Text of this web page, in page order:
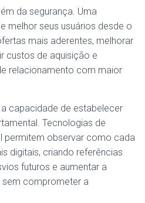
da segurança. Uma
melhor seus usuários desde o
mais aderentes, melhorar
custos de aquisição e
relacionamento com maior
capacidade de estabelecer
Tecnologias de
permitem observar como cada
digitais, criando referências
futuros e aumentar a
comprometer a